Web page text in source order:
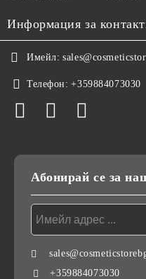
Информация за
Имейл:
Телефон: +359884073030
Абонирай се за
+359884073030